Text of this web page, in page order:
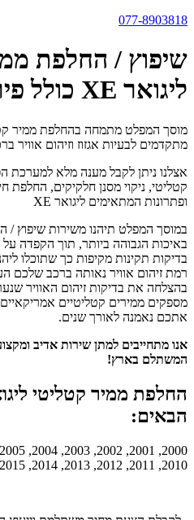
077-8903818
שיפוץ / החלפת
ליגואר XE כולל פירוק והרכבה
מתקדמים לבעיות אגזוז וזיהום אוויר
אצלנו ניתן לקבל מענה מלא למערכת
קטליטי, ניקוי מסנן חלקיקים, החלפת
ופתרונות המתאימים ליגואר XE
באיכות הגבוהה ביותר, תוך הקפדה על
בדיקות תקינות מקיפות כך שתוכלו
רמת זיהום אוויר נאותה ברכב שלכם
בהצלחה את בדיקות זיהום האוויר
מספקים ממירים קטליטיים
אתכם נאמנה לאורך שנים.
אנו מתחייבים למתן שירות אדיב
המשתלם בארץ!
הבאים:
2010, 2011, 2012, 2013, 2014, 2015, 2017, 2018, 2019, 2020, 2021